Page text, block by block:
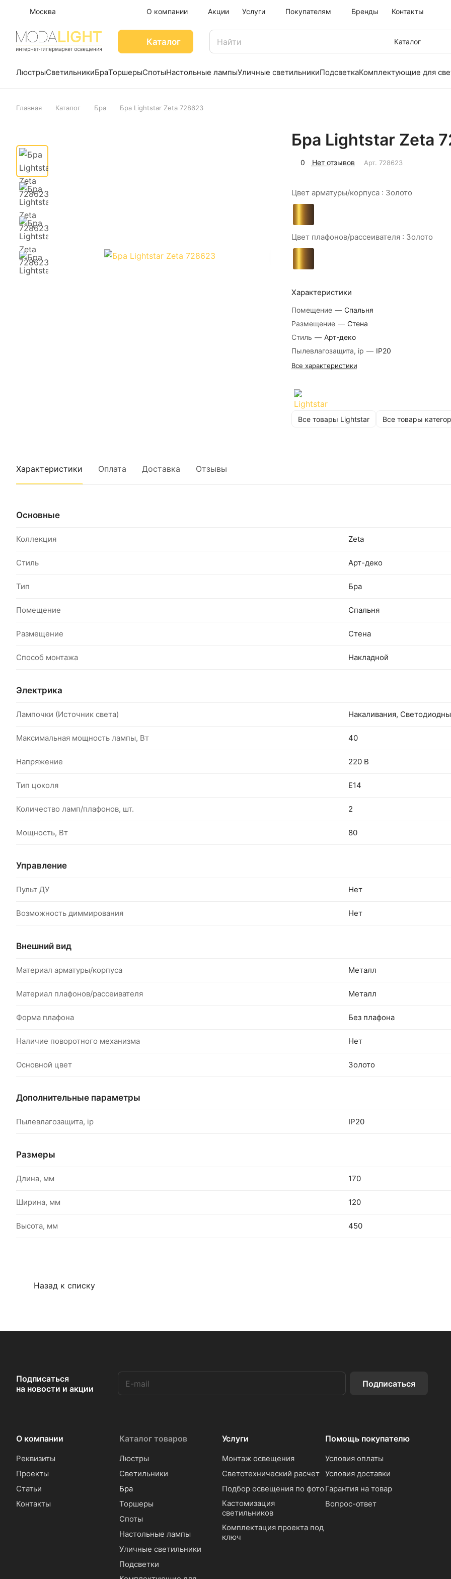
Москва О компании Акции Услуги Покупателям Бренды Контакты
Каталог Каталог
ЛюстрыСветильникиБраТоршерыСпотыНастольные лампыУличные светильникиПодсветкаКомплектующие для
Главная Каталог Бра Бра Lightstar Zeta 728623
Бра Lightstar Zeta
0 Нет отзывов Арт. 728623
Цвет арматуры/корпуса : Золото
Цвет плафонов/рассеивателя : Золото
Характеристики
Помещение — Спальня
Размещение — Стена
Стиль — Арт-деко
Пылевлагозащита, ip — IP20
Все характеристики
Все товары Lightstar Все товары
Характеристики Оплата Доставка Отзывы
Основные
Коллекция Zeta
Стиль Арт-деко
Тип Бра
Помещение Спальня
Размещение Стена
Способ монтажа Накладной
Электрика
Лампочки (Источник света) Накаливания,
Максимальная мощность лампы, Вт 40
Напряжение 220 В
Тип цоколя E14
Количество ламп/плафонов, шт. 2
Мощность, Вт 80
Управление
Пульт ДУ Нет
Возможность диммирования Нет
Внешний вид
Материал арматуры/корпуса Металл
Материал плафонов/рассеивателя Металл
Форма плафона Без плафона
Наличие поворотного механизма Нет
Основной цвет Золото
Дополнительные параметры
Пылевлагозащита, ip IP20
Размеры
Длина, мм 170
Ширина, мм 120
Высота, мм 450
Назад к списку
Подписаться
на новости и акции
Подписаться
О компании
Реквизиты
Проекты
Статьи
Контакты
Каталог товаров
Люстры
Светильники
Бра
Торшеры
Споты
Настольные лампы
Уличные светильники
Подсветки
Услуги
Монтаж освещения
Светотехнический расчет
Подбор освещения по фото
Кастомизация
светильников
Комплектация проекта под
ключ
Помощь покупателю
Условия оплаты
Условия доставки
Гарантия на товар
Вопрос-ответ